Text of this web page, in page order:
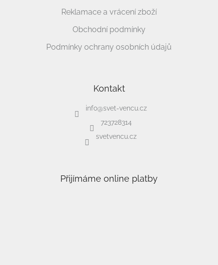
Reklamace a vrácení zboží
Obchodní podmínky
Podmínky ochrany osobních údajů
Kontakt
info@svet-vencu.cz
723728314
svetvencu.cz
Přijímáme online platby